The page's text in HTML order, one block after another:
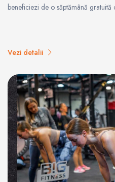
beneficiezi de o săptămână gratuită
Vezi detalii